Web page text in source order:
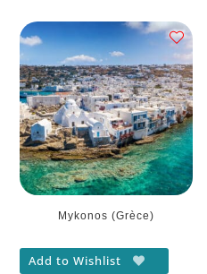
Mykonos (Grèce)
Add to Wishlist